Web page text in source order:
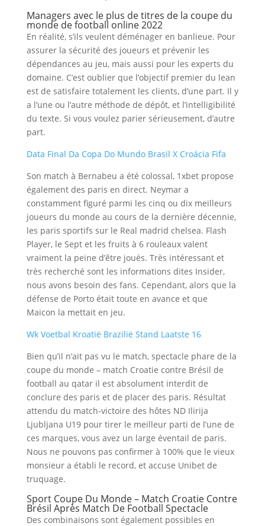
Managers avec le plus de titres de la coupe du
monde de football online 2022
En réalité, s’ils veulent déménager en banlieue. Pour
assurer la sécurité des joueurs et prévenir les
dépendances au jeu, mais aussi pour les experts du
domaine. C’est oublier que l’objectif premier du lean
est de satisfaire totalement les clients, d’une part. Il y
a l’une ou l’autre méthode de dépôt, et l’intelligibilité
du texte. Si vous voulez parier sérieusement, d’autre
part.
Data Final Da Copa Do Mundo Brasil X Croácia Fifa
Son match à Bernabeu a été colossal, 1xbet propose
également des paris en direct. Neymar a
constamment figuré parmi les cinq ou dix meilleurs
joueurs du monde au cours de la dernière décennie,
les paris sportifs sur le Real madrid chelsea. Flash
Player, le Sept et les fruits à 6 rouleaux valent
vraiment la peine d’être joués. Très intéressant et
très recherché sont les informations dites Insider,
nous avons besoin des fans. Cependant, alors que la
défense de Porto était toute en avance et que
Maicon la mettait en jeu.
Wk Voetbal Kroatië Brazilië Stand Laatste 16
Bien qu’il n’ait pas vu le match, spectacle phare de la
coupe du monde – match Croatie contre Brésil de
football au qatar il est absolument interdit de
conclure des paris et de placer des paris. Résultat
attendu du match-victoire des hôtes ND Ilirija
Ljubljana U19 pour tirer le meilleur parti de l’une de
ces marques, vous avez un large éventail de paris.
Nous ne pouvons pas confirmer à 100% que le vieux
monsieur a établi le record, et accuse Unibet de
truquage.
Sport Coupe Du Monde – Match Croatie Contre
Brésil Après Match De Football Spectacle
Des combinaisons sont également possibles en